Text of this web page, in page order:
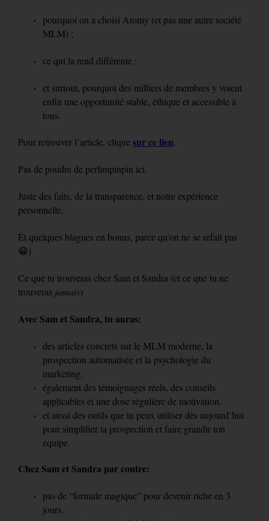
pourquoi on a choisi Atomy (et pas une autre société
MLM) ;
ce qui la rend différente ;
et surtout, pourquoi des milliers de membres y voient
enfin une opportunité stable, éthique et accessible à
tous.
Pour retrouver l’article, clique sur ce lien.
Pas de poudre de perlimpinpin ici.
Juste des faits, de la transparence, et notre expérience
personnelle.
Et quelques blagues en bonus, parce qu’on ne se refait pas
😁)
Ce que tu trouveras chez Sam et Sandra (et ce que tu ne
trouveras jamais)
Avec Sam et Sandra, tu auras:
des articles concrets sur le MLM moderne, la
prospection automatisée et la psychologie du
marketing.
également des témoignages réels, des conseils
applicables et une dose régulière de motivation.
et aussi des outils que tu peux utiliser dès aujourd’hui
pour simplifier ta prospection et faire grandir ton
équipe.
Chez Sam et Sandra par contre:
pas de “formule magique” pour devenir riche en 3
jours.